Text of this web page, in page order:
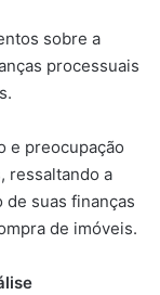
sobre a
processuais
e preocupação
ressaltando a
de suas finanças
de imóveis.